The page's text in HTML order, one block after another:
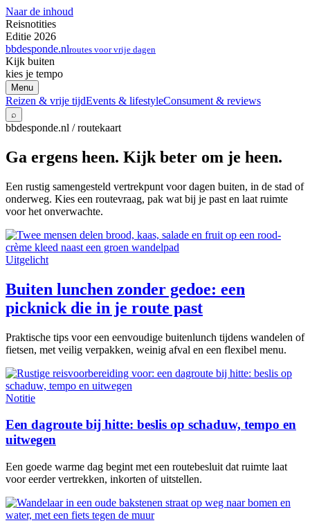
Naar de inhoud
Reisnotities
Editie 2026
bbdesponde.nlroutes voor vrije dagen
Kijk buiten
kies je tempo
Menu
Reizen & vrije tijdEvents & lifestyleConsument & reviews
⌕
bbdesponde.nl / routekaart
Ga ergens heen. Kijk beter om je heen.
Een rustig samengesteld vertrekpunt voor dagen buiten, in de stad of
onderweg. Kies een routevraag, pak wat bij je past en laat ruimte
voor het onverwachte.
Uitgelicht
Buiten lunchen zonder gedoe: een
picknick die in je route past
Praktische tips voor een eenvoudige buitenlunch tijdens wandelen of
fietsen, met veilig verpakken, weinig afval en een flexibel menu.
Notitie
Een dagroute bij hitte: beslis op schaduw, tempo en
uitwegen
Een goede warme dag begint met een routebesluit dat ruimte laat
voor eerder vertrekken, inkorten of uitstellen.